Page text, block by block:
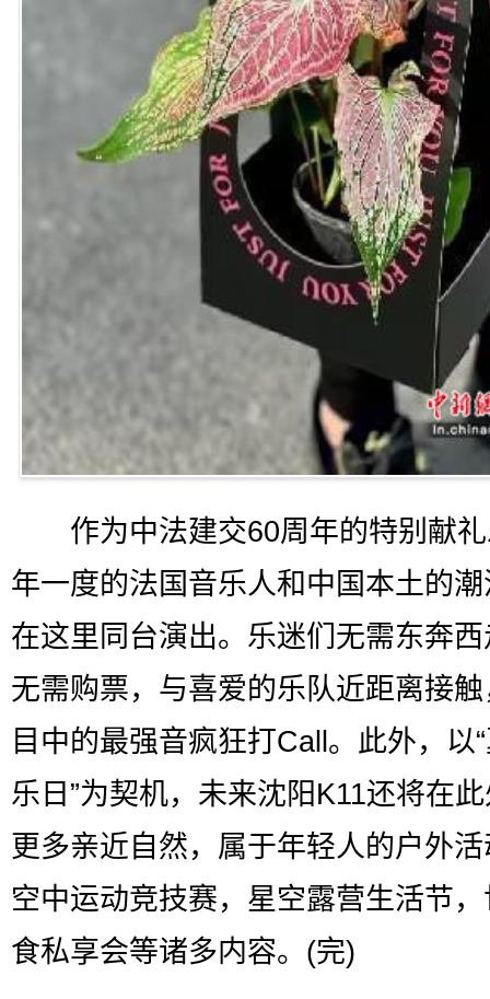
作为中法建交60周年的特别献礼
年一度的法国音乐人和中国本土的
在这里同台演出。乐迷们无需东奔
无需购票，与喜爱的乐队近距离接
目中的最强音疯狂打Call。此外，以
乐日”为契机，未来沈阳K11还将在
更多亲近自然，属于年轻人的户外
空中运动竞技赛，星空露营生活节
食私享会等诸多内容。(完)